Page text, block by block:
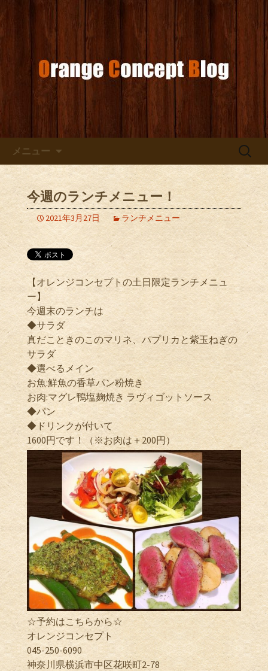
オレンジコンセプトブログ
お店からのお知らせ
メニュー
検
今週のランチメニュー！
2021年3月27日 ランチメニュー
【オレンジコンセプトの土日限定ランチメニュ
ー】
今週末のランチは
◆サラダ
真だこときのこのマリネ、パプリカと紫玉ねぎの
サラダ
◆選べるメイン
お魚:鮮魚の香草パン粉焼き
お肉:マグレ鴨塩麹焼き ラヴィゴットソース
◆パン
◆ドリンクが付いて
1600円です！（※お肉は＋200円）
☆予約はこちらから☆
オレンジコンセプト
045-250-6090
神奈川県横浜市中区花咲町2-78